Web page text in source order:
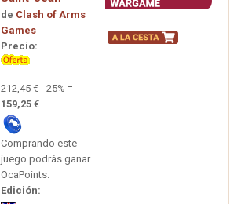
de Clash of Arms
Games
Precio:
212,45 € - 25% =
159,25 €
Comprando este
juego podrás ganar
OcaPoints.
Edición: